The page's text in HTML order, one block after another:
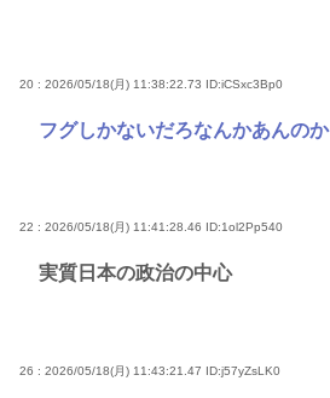
20 : 2026/05/18(月) 11:38:22.73 ID:iCSxc3Bp0
フグしかないだろなんかあんのか
22 : 2026/05/18(月) 11:41:28.46 ID:1ol2Pp540
実質日本の政治の中心
26 : 2026/05/18(月) 11:43:21.47 ID:j57yZsLK0